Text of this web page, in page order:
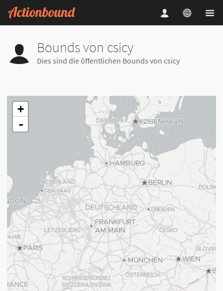
Bounds von csicy
Dies sind die öffentlichen Bounds von csicy
+
-